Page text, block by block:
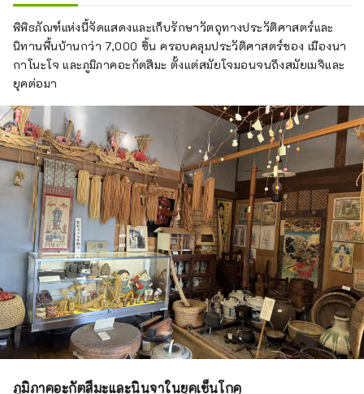
พิพิธภัณฑ์แห่งนี้จัดแสดงและเก็บรักษาวัตถุทางประวัติศาสตร์และ
นิทานพื้นบ้านกว่า 7,000 ชิ้น ครอบคลุมประวัติศาสตร์ของ เมืองนา
กาโนะโจ และภูมิภาคอะกัตสึมะ ตั้งแต่สมัยโจมอนจนถึงสมัยเมจิและ
ยุคต่อมา
ภูมิภาคอะกัตสึมะและนินจาในยุคเซ็นโกคุ